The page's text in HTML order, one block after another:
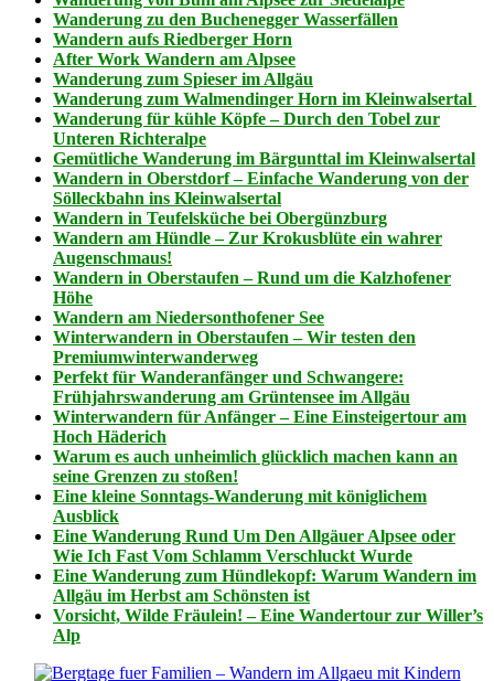
–
die
besten
Touren
für
Wanderanfänger
Wanderung zu den Buchenegger Wasserfällen
Wandern aufs Riedberger Horn
After Work Wandern am Alpsee
Wanderung zum Spieser im Allgäu
Wanderung zum Walmendinger Horn im Kleinwalsertal
Wanderung für kühle Köpfe – Durch den Tobel zur
Unteren Richteralpe
Gemütliche Wanderung im Bärgunttal im Kleinwalsertal
Wandern in Oberstdorf – Einfache Wanderung von der
Sölleckbahn ins Kleinwalsertal
Wandern in Teufelsküche bei Obergünzburg
Wandern am Hündle – Zur Krokusblüte ein wahrer
Augenschmaus!
Wandern in Oberstaufen – Rund um die Kalzhofener
Höhe
Wandern am Niedersonthofener See
Winterwandern in Oberstaufen – Wir testen den
Premiumwinterwanderweg
Perfekt für Wanderanfänger und Schwangere:
Frühjahrswanderung am Grüntensee im Allgäu
Winterwandern für Anfänger – Eine Einsteigertour am
Hoch Häderich
Warum es auch unheimlich glücklich machen kann an
seine Grenzen zu stoßen!
Eine kleine Sonntags-Wanderung mit königlichem
Ausblick
Eine Wanderung Rund Um Den Allgäuer Alpsee oder
Wie Ich Fast Vom Schlamm Verschluckt Wurde
Eine Wanderung zum Hündlekopf: Warum Wandern im
Allgäu im Herbst am Schönsten ist
Vorsicht, Wilde Fräulein! – Eine Wandertour zur Willer’s
Alp